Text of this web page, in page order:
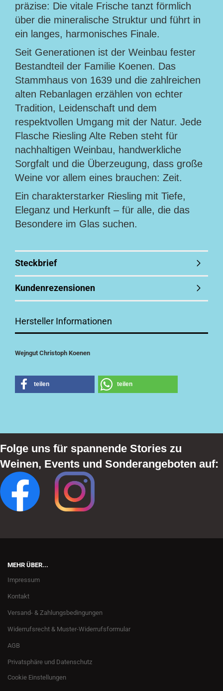
präzise: Die vitale Frische tanzt förmlich
über die mineralische Struktur und führt in
ein langes, harmonisches Finale.
Seit Generationen ist der Weinbau fester
Bestandteil der Familie Koenen. Das
Stammhaus von 1639 und die zahlreichen
alten Rebanlagen erzählen von echter
Tradition, Leidenschaft und dem
respektvollen Umgang mit der Natur. Jede
Flasche Riesling Alte Reben steht für
nachhaltigen Weinbau, handwerkliche
Sorgfalt und die Überzeugung, dass große
Weine vor allem eines brauchen: Zeit.
Ein charakterstarker Riesling mit Tiefe,
Eleganz und Herkunft – für alle, die das
Besondere im Glas suchen.
Steckbrief
Kundenrezensionen
Hersteller Informationen
Wejngut Christoph Koenen
teilen teilen
Folge uns für spannende Stories zu
Weinen, Events und Sonderangeboten auf:
MEHR ÜBER...
Impressum
Kontakt
Versand- & Zahlungsbedingungen
Widerrufsrecht & Muster-Widerrufsformular
AGB
Privatsphäre und Datenschutz
Cookie Einstellungen